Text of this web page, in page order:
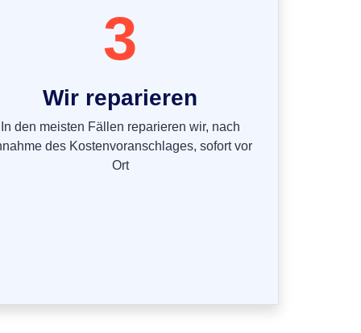
3
Wir reparieren
In den meisten Fällen reparieren wir, nach
des Kostenvoranschlages, sofort vor
Ort